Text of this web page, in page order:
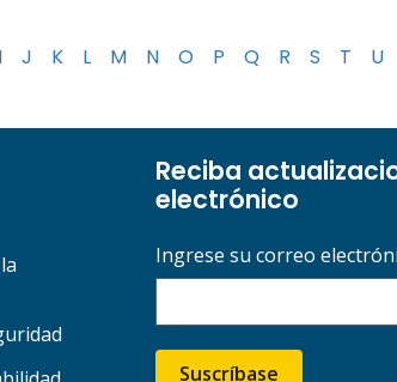
I J K L M N O P Q R S T U
Reciba
electrónico
Ingrese su correo
Suscríbase